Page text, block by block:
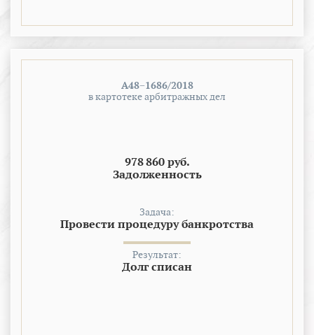
А48−1686/2018
в картотеке арбитражных дел
978 860 руб.
Задолженность
Задача:
Провести процедуру банкротства
Результат:
Долг списан